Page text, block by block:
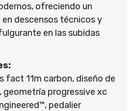
ofreciendo un
descensos técnicos y
en las subidas
fact 11m carbon, diseño de
geometría progressive xc
pedalier